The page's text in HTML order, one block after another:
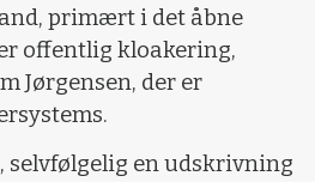
primært i det åbne
offentlig kloakering,
Jørgensen, der er
selvfølgelig en udskrivning